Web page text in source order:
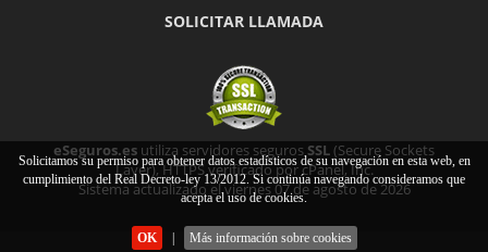
SOLICITAR LLAMADA
eSeguros.es utiliza servidores seguros SSL(Secure Sockets
Layer), HTTPS verificado por cPanel, Inc.
Sistema actualizado el viernes 07 de agosto de 2026
Solicitamos su permiso para obtener datos estadísticos de su navegación en esta web, en
cumplimiento del Real Decreto-ley 13/2012. Si continúa navegando consideramos que
acepta el uso de cookies.
OK | Más información sobre cookies